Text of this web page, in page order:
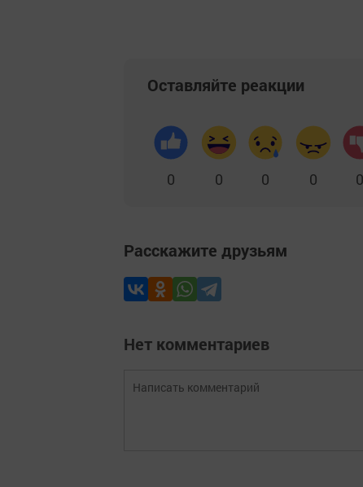
Оставляйте реакции
0 0 0 0 0
Расскажите друзьям
Нет комментариев